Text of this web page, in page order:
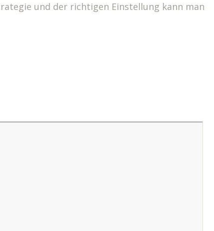
und der richtigen Einstellung kann man